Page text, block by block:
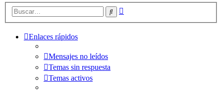
Buscar
Enlaces rápidos
Mensajes no leídos
Temas sin respuesta
Temas activos